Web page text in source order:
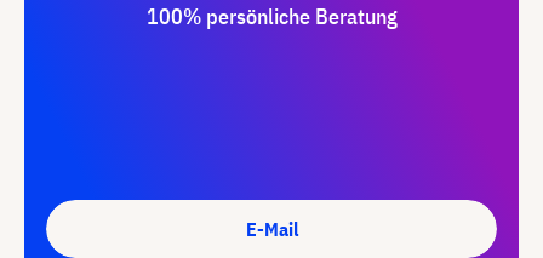
100% persönliche Beratung
E-Mail